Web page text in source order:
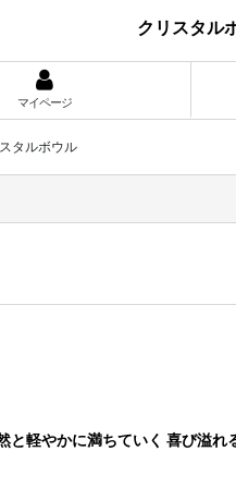
クリスタル
マイページ
タルボウル
然と軽やかに満ちていく 喜